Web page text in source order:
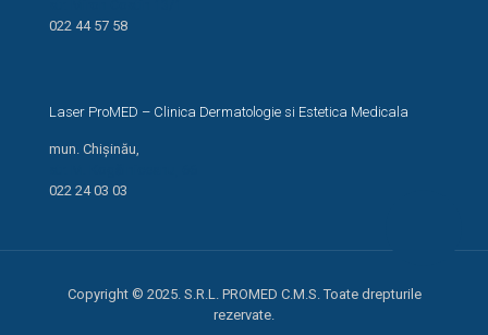
022 44 57 58
Laser ProMED – Clinica Dermatologie si Estetica Medicala
mun. Chișinău,
022 24 03 03
Copyright © 2025. S.R.L. PROMED C.M.S. Toate drepturile
rezervate.